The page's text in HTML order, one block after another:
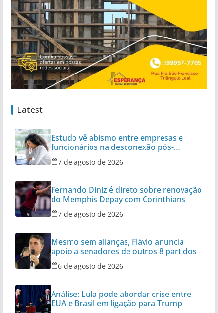
Latest
Estudo vê abismo entre empresas e
funcionários na desconexão pós-
expediente
7 de agosto de 2026
Fernando Diniz é direto sobre renovação
do Memphis Depay com Corinthians
7 de agosto de 2026
Mesmo sem alianças, Flávio anuncia
apoio a senadores de outros 8 partidos
6 de agosto de 2026
Análise: Lula pode abordar crise entre
EUA e Brasil em ligação para Trump